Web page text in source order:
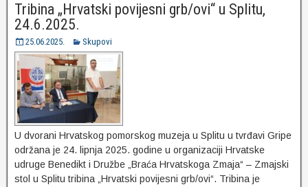
Tribina „Hrvatski povijesni grb/ovi“ u Splitu,
24.6.2025.
25.06.2025. Skupovi
U dvorani Hrvatskog pomorskog muzeja u Splitu u tvrđavi Gripe
održana je 24. lipnja 2025. godine u organizaciji Hrvatske
udruge Benedikt i Družbe „Braća Hrvatskoga Zmaja“ – Zmajski
stol u Splitu tribina „Hrvatski povijesni grb/ovi“. Tribina je